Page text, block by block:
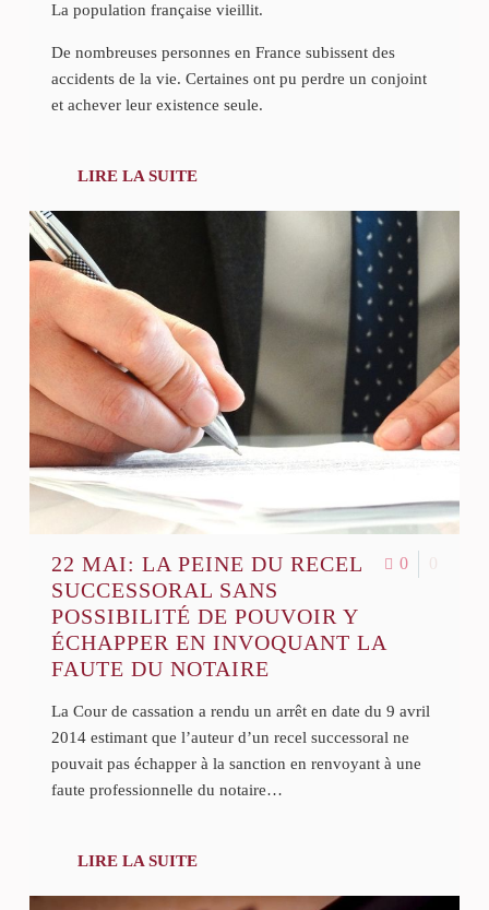
La population française vieillit.
De nombreuses personnes en France subissent des
accidents de la vie. Certaines ont pu perdre un conjoint
et achever leur existence seule.
LIRE LA SUITE
0 0
22 MAI: LA PEINE DU RECEL
SUCCESSORAL SANS
POSSIBILITÉ DE POUVOIR Y
ÉCHAPPER EN INVOQUANT LA
FAUTE DU NOTAIRE
La Cour de cassation a rendu un arrêt en date du 9 avril
2014 estimant que l’auteur d’un recel successoral ne
pouvait pas échapper à la sanction en renvoyant à une
faute professionnelle du notaire…
LIRE LA SUITE